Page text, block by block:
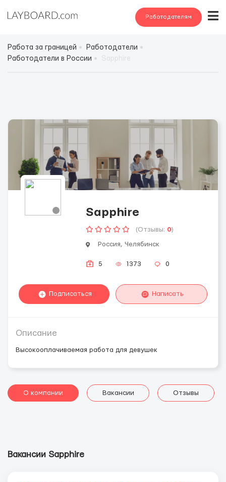
Работодателям
Работа за границей
Работодатели
Работодатели в России
Sapphire
(Отзывы: 0)
Россия, Челябинск
5 1373 0
Подписаться Написать
Описание
Высокооплачиваемая работа для девушек
О компании Вакансии Отзывы
Вакансии Sapphire